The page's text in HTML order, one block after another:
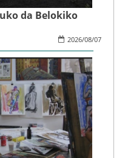
da Belokiko
2026/08/07